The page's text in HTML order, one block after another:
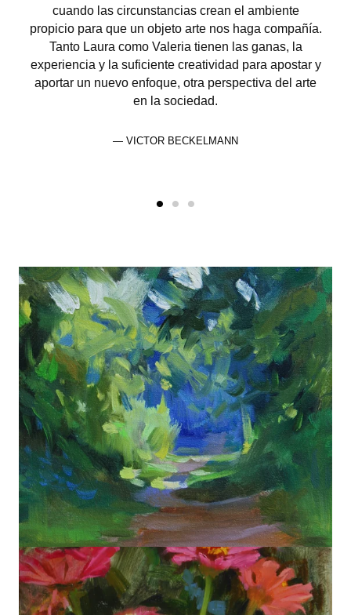
cuando las circunstancias crean el ambiente
propicio para que un objeto arte nos haga compañía.
Tanto Laura como Valeria tienen las ganas, la
experiencia y la suficiente creatividad para apostar y
aportar un nuevo enfoque, otra perspectiva del arte
en la sociedad.
VICTOR BECKELMANN